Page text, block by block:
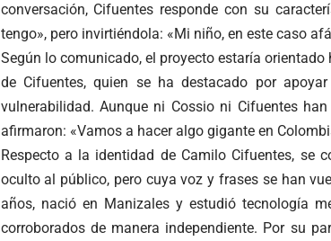
conversación, Cifuentes responde con su
tengo», pero invirtiéndola: «Mi niño, en este caso
Según lo comunicado, el proyecto estaría
de Cifuentes, quien se ha destacado por
vulnerabilidad. Aunque ni Cossio ni Cifuentes
afirmaron: «Vamos a hacer algo gigante en
Respecto a la identidad de Camilo Cifuentes, se
oculto al público, pero cuya voz y frases se han
años, nació en Manizales y estudió tecnología
corroborados de manera independiente. Por su